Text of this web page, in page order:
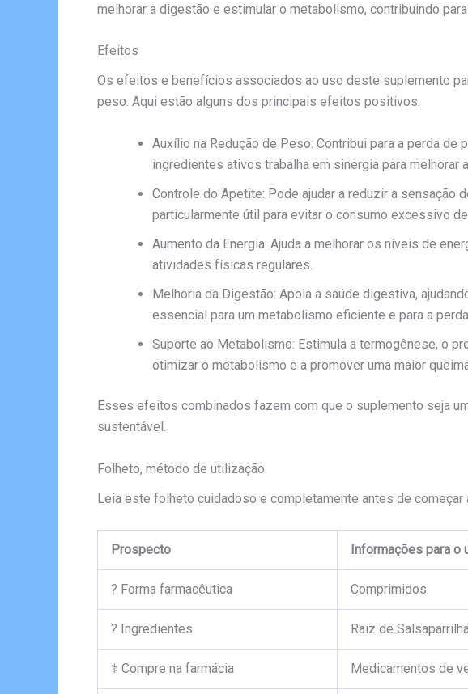
melhorar a digestão e estimular o metabolismo, contribuindo
Efeitos
Os efeitos e benefícios associados ao uso deste suplemento
peso. Aqui estão alguns dos principais efeitos positivos:
Auxílio na Redução de Peso: Contribui para a perda
ingredientes ativos trabalha em sinergia para
Controle do Apetite: Pode ajudar a reduzir a
particularmente útil para evitar o consumo excessivo
Aumento da Energia: Ajuda a melhorar os níveis de
atividades físicas regulares.
Melhoria da Digestão: Apoia a saúde digestiva,
essencial para um metabolismo eficiente e para a
Suporte ao Metabolismo: Estimula a termogênese, o
otimizar o metabolismo e a promover uma maior
Esses efeitos combinados fazem com que o suplemento seja
sustentável.
Folheto, método de utilização
Leia este folheto cuidadoso e completamente antes de
Prospecto Informações para o
? Forma farmacêutica Comprimidos
? Ingredientes Raiz de
⚕️ Compre na farmácia Medicamentos de